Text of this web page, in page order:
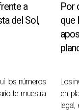
a
del Sol,
los números
te muestra
Por
que
Los
en